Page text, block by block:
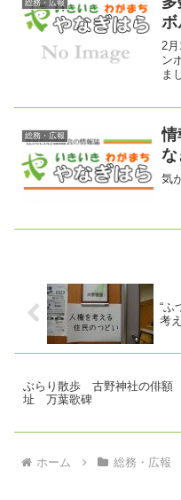
総務・広報
2
ン
ま
し
ょ
総務・広報
気
“ふ
考
ぶらり散歩 古野神社の俳額
址 万葉歌碑
ホーム 総務・広報